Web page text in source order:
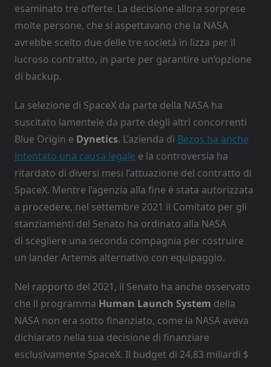
esaminato tre offerte. La decisione allora sorprese
molte persone, che si aspettavano che la NASA
avrebbe scelto due delle tre società in lizza per il
lucroso contratto, in parte per garantire un’opzione
di backup.
La selezione di SpaceX da parte della NASA ha
suscitato lamentele da parte degli altri concorrenti
Blue Origin e Dynetics. L’azienda di Bezos ha anche
intentato una causa legale e la controversia ha
ritardato di diversi mesi l’attuazione del contratto di
SpaceX. Mentre l’agenzia alla fine è stata autorizzata
a procedere, nel settembre 2021 il Comitato per gli
stanziamenti del Senato ha ordinato alla NASA
di scegliere una seconda compagnia per costruire
un lander Artemis alternativo con equipaggio.
Nel rapporto del 2021, il Senato ha anche osservato
che il programma Human Launch System della
NASA non era sotto finanziato, come la NASA aveva
dichiarato nella sua decisione di finanziare
esclusivamente SpaceX. Il budget di 24,83 miliardi $